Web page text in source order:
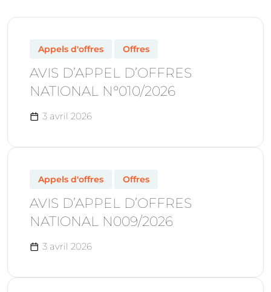
Appels d'offres Offres
AVIS D’APPEL D’OFFRES
NATIONAL N°010/2026
3 avril 2026
Appels d'offres Offres
AVIS D’APPEL D’OFFRES
NATIONAL N009/2026
3 avril 2026